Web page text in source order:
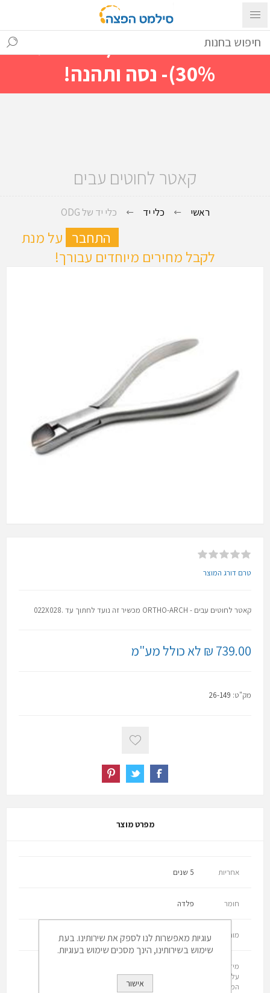
עם ההתחברות ניתן לראות מייד
מחירים מיוחדים(הנחות עד
30%)- נסה ותהנה!
קאטר לחוטים עבים
ראשי כלי יד כלי יד של ODG
התחבר על מנת
לקבל מחירים מיוחדים עבורך!
טרם דורג המוצר
קאטר לחוטים עבים - ORTHO-ARCH מכשיר זה נועד לחתוך עד .022X028
739.00 ₪ לא כולל מע"מ
מק"ט: 26-149
מפרט מוצר
אחריות 5 שנים
חומר פלדה
מותג גרמני , B BRAUN
מידע
על
המוצר
מושלמת, מיועדים לשימוש יומיומי וממושך
עוגיות מאפשרות לנו לספק את שירותינו. בעת
שימוש בשירותינו, הינך מסכים שימוש בעוגיות.
אישור